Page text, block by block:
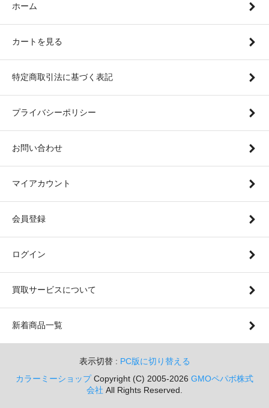
ホーム
カートを見る
特定商取引法に基づく表記
プライバシーポリシー
お問い合わせ
マイアカウント
会員登録
ログイン
買取サービスについて
新着商品一覧
表示切替 : PC版に切り替える
カラーミーショップCopyright (C) 2005-2026 GMOペパボ株式
会社 All Rights Reserved.